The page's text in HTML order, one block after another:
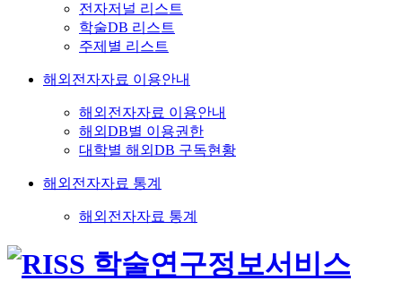
전자저널 리스트
학술DB 리스트
주제별 리스트
해외전자자료 이용안내
해외전자자료 이용안내
해외DB별 이용권한
대학별 해외DB 구독현황
해외전자자료 통계
해외전자자료 통계